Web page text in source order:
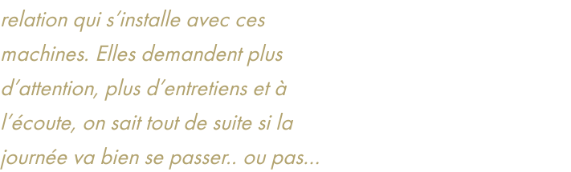
relation qui s’installe avec ces
machines. Elles demandent plus
d’attention, plus d’entretiens et à
l’écoute, on sait tout de suite si la
journée va bien se passer.. ou pas…